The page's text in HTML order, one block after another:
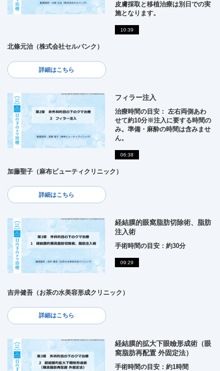
皮膚採取と移植治療は別日での実
施となります。
10:39
北條元治（株式会社セルバンク）
詳細はこちら
フィラー注入
治療時間の目安： 左右両側あわ
せて約10分※注入に要する時間の
み。準備・麻酔の時間は含みませ
ん。
06:38
加藤聖子（麻布ビューティクリニック）
詳細はこちら
経結膜的眼窩脂肪切除術、脂肪
注入術
手術時間の目安：約30分
09:29
吉井健吾（お茶の水美容形成クリニック）
詳細はこちら
経結膜的拡大下眼瞼形成術（眼
窩脂肪再配置 外固定法）
手術時間の目安：約1時間